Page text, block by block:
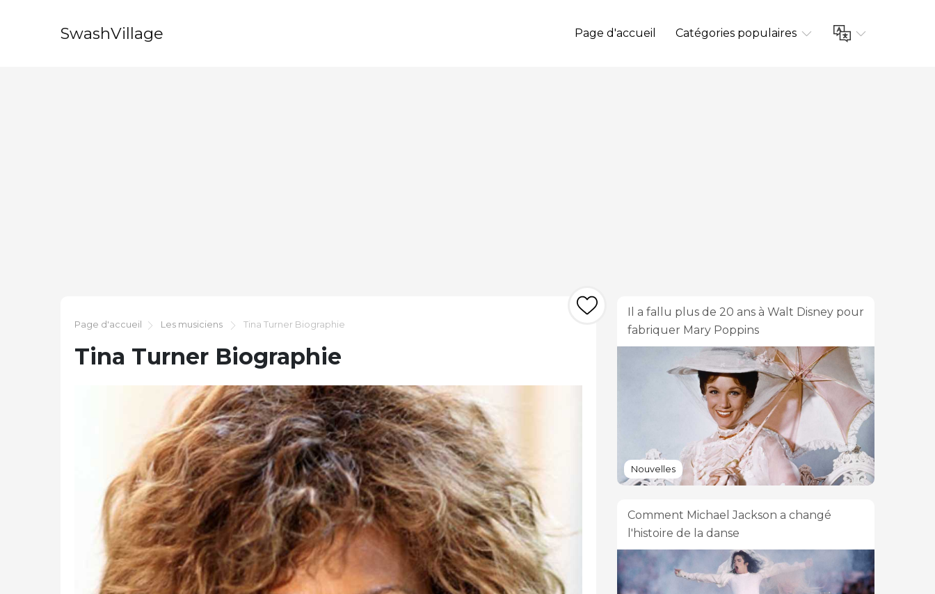
SwashVillage Page d'accueil Catégories populaires
Page d'accueil Les musiciens Tina Turner Biographie
Tina Turner Biographie
Il a fallu plus de 20 ans à Walt Disney pour
fabriquer Mary Poppins
Nouvelles
Comment Michael Jackson a changé
l'histoire de la danse